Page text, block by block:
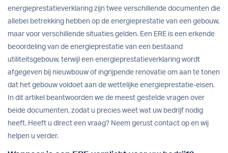
energieprestatieverklaring zijn twee verschillende documenten die
allebei betrekking hebben op de energieprestatie van een gebouw,
maar voor verschillende situaties gelden. Een ERE is een erkende
beoordeling van de energieprestatie van een bestaand
utiliteitsgebouw, terwijl een energieprestatieverklaring wordt
afgegeven bij nieuwbouw of ingrijpende renovatie om aan te tonen
dat het gebouw voldoet aan de wettelijke energieprestatie-eisen.
In dit artikel beantwoorden we de meest gestelde vragen over
beide documenten, zodat u precies weet wat uw bedrijf nodig
heeft. Heeft u direct een vraag? Neem gerust contact op en wij
helpen u verder.